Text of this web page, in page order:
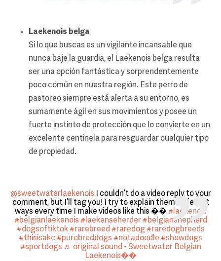
Laekenois belga
Si lo que buscas es un vigilante incansable que
nunca baje la guardia, el Laekenois belga resulta
ser una opción fantástica y sorprendentemente
poco común en nuestra región. Este perro de
pastoreo siempre está alerta a su entorno, es
sumamente ágil en sus movimientos y posee un
fuerte instinto de protección que lo convierte en un
excelente centinela para resguardar cualquier tipo
de propiedad.
@sweetwaterlaekenois I couldn’t do a video reply to your
comment, but I’ll tag you! I try to explain them different
ways every time I make videos like this �� #laekenois
#belgianlaekenois #laekenseherder #belgianshepherd
#dogsoftiktok #rarebreed #raredog #raredogbreeds
#thisisakc #purebreddogs #notadoodle #showdogs
#sportdogs ♬ original sound - Sweetwater Belgian
Laekenois��